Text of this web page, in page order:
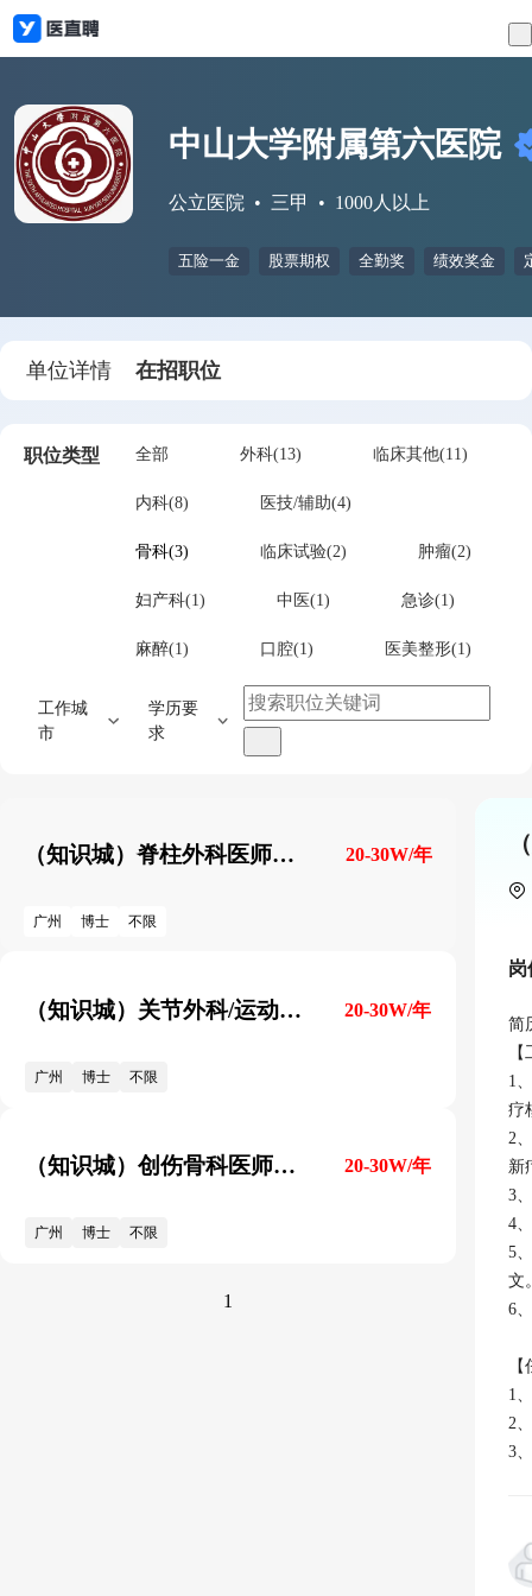
中山大学附属第六医院
公立医院 三甲 1000人以上
五险一金 股票期权 全勤奖 绩效奖金
单位详情 在招职位
职位类型 全部 外科(13) 临床其他(11)
内科(8) 医技/辅助(4)
骨科(3) 临床试验(2) 肿瘤(2)
妇产科(1) 中医(1) 急诊(1)
麻醉(1) 口腔(1) 医美整形(1)
工作城
市
学历要
求
（知识城）脊柱外科医师岗A（博士） 20-30W/年
广州 博士 不限
（知识城）关节外科/运动医学科医师岗A（博士） 20-30W/年
广州 博士 不限
（知识城）创伤骨科医师岗A（博士） 20-30W/年
广州 博士 不限
1
岗
简
1
疗
2
新
3
4
5
文
6
1
2